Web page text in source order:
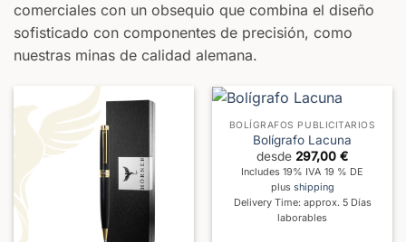
comerciales con un obsequio que combina el diseño
sofisticado con componentes de precisión, como
nuestras minas de calidad alemana.
BOLÍGRAFOS PUBLICITARIOS
Bolígrafo Lacuna
desde 297,00 €
Includes 19% IVA 19 % DE
plus shipping
Delivery Time: approx. 5 Días
laborables